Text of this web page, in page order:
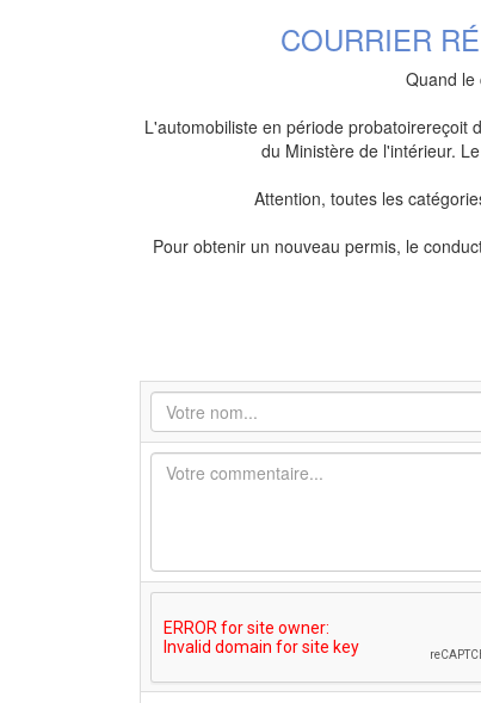
COURRIER
Quand le
L'automobiliste en période probatoirereçoit
du Ministère de l'intérieur.
Attention, toutes les
Pour obtenir un nouveau permis, le